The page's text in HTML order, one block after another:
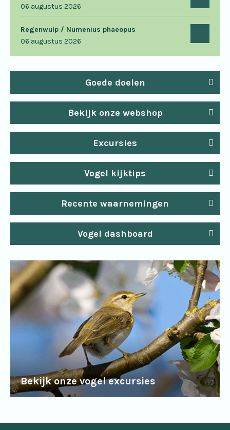
06 augustus 2026
Regenwulp / Numenius phaeopus
06 augustus 2026
Goede doelen
Bekijk onze webshop
Excursies
Vogel kijktips
Recente waarnemingen
Vogel dashboard
Bekijk onze vogel excursies